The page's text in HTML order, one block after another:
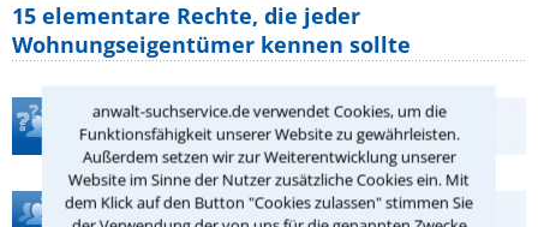
anwalt-suchservice.de verwendet Cookies, um die
Funktionsfähigkeit unserer Website zu gewährleisten.
Außerdem setzen wir zur Weiterentwicklung unserer
Website im Sinne der Nutzer zusätzliche Cookies ein. Mit
dem Klick auf den Button "Cookies zulassen" stimmen Sie
15 elementare Rechte, die jeder
Wohnungseigentümer kennen sollte
Teste Dein Rechtswissen
Hilfe bei Ihrer Anwaltsuche?